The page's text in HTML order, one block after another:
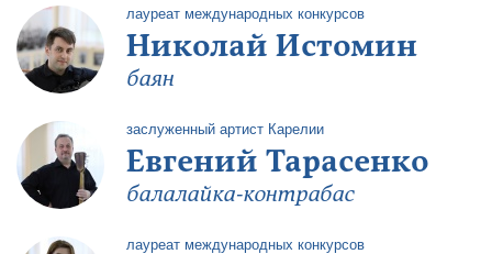
лауреат международных конкурсов
Николай Истомин
баян
заслуженный артист Карелии
Евгений Тарасенко
балалайка-контрабас
лауреат международных конкурсов